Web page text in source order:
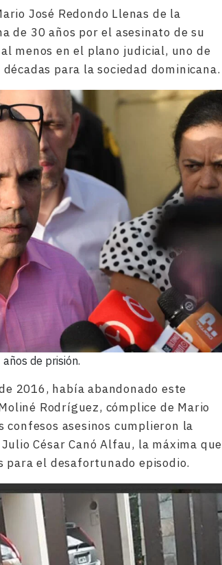
José Redondo Llenas de la
de 30 años por el asesinato de su
menos en el plano judicial, uno de
para la sociedad dominicana.
de prisión.
2016, había abandonado este
Rodríguez, cómplice de Mario
confesos asesinos cumplieron la
César Canó Alfau, la máxima que
el desafortunado episodio.